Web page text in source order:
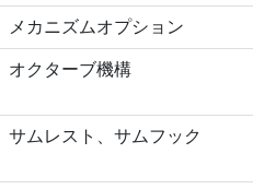
メカニズムオプション
オクターブ機構
サムレスト、サムフック